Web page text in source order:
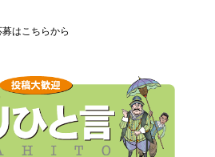
はこちらから